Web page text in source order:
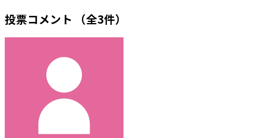
投票コメント （全3件）